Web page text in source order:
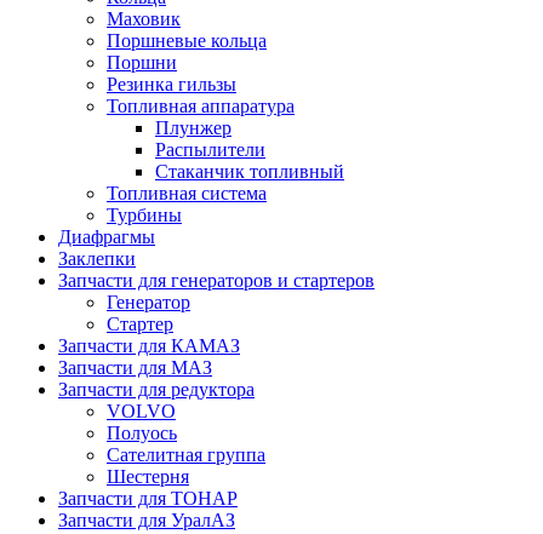
Маховик
Поршневые кольца
Поршни
Резинка гильзы
Топливная аппаратура
Плунжер
Распылители
Стаканчик топливный
Топливная система
Турбины
Диафрагмы
Заклепки
Запчасти для генераторов и стартеров
Генератор
Стартер
Запчасти для КАМАЗ
Запчасти для МАЗ
Запчасти для редуктора
VOLVO
Полуось
Сателитная группа
Шестерня
Запчасти для ТОНАР
Запчасти для УралАЗ